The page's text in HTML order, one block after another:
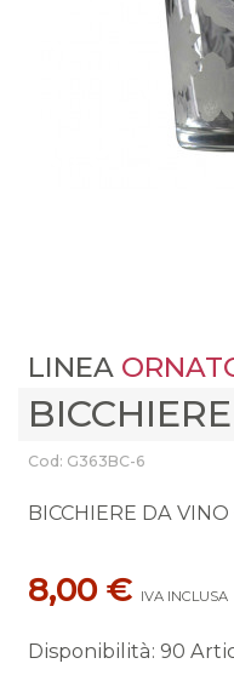
LINEA
Cod: G363BC-6
BICCHIERE DA
8,00 € IVA INCLUSA
Disponibilità: 90